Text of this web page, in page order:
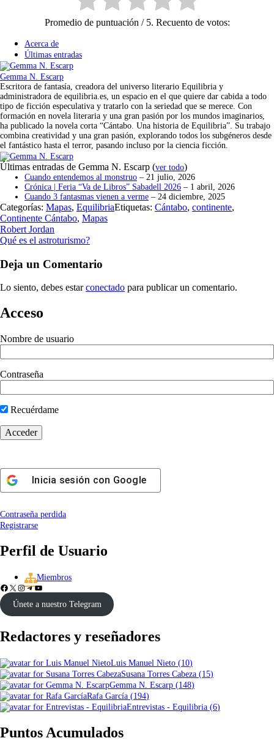
Promedio de puntuación / 5. Recuento de votos:
Acerca de
Últimas entradas
Gemma N. Escarp
Escritora de fantasía, creadora del universo literario Equilibria y
administradora de equilibria.es, un espacio en el que quiere dar cabida a todo
tipo de ficción especulativa y tratarlo con la seriedad que se merece. Con
formación en novela literaria y una gran pasión por los mundos imaginarios,
ha publicado la novela corta “Cántabo. Una historia de Equilibria”. Su trabajo
combina creatividad y una gran pasión, explorando todos los subgéneros desde
el fantástico hasta el terror, pasando incluso por la ciencia ficción.
Últimas entradas de Gemma N. Escarp (ver todo)
Cuando entendemos al monstruo – 21 julio, 2026
Crónica | Feria “Va de Libros” Sabadell 2026 – 1 abril, 2026
Cuando 3 fantasmas vienen a verme – 24 diciembre, 2025
Categorías: Mapas, EquilibriaEtiquetas: Cántabo, continente,
Continente Cántabo, Mapas
Robert Jordan
Qué es el astroturismo?
Deja un Comentario
Lo siento, debes estarconectado para publicar un comentario.
Acceso
Nombre de usuario
Contraseña
Recuérdame
Inicia sesión con Google
Contraseña perdida
Registrarse
Perfil de Usuario
Miembros
Únete a nuestro Telegram
Redactores y reseñadores
Luis Manuel Nieto (10)
Susana Torres Cabeza (15)
Gemma N. Escarp (148)
Rafa García (194)
Entrevistas - Equilibria (6)
Puntos Acumulados